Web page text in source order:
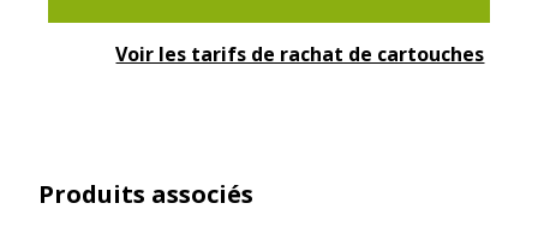
Consommables
Pack de 1
Voir les tarifs de rachat de cartouches
Produits associés